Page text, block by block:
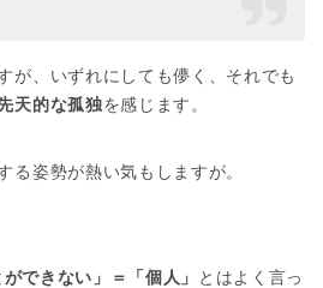
が、いずれにしても儚く、それでも
天的な孤独を感じます。
る姿勢が熱い気もしますが。
できない」＝「個人」
とはよく言っ